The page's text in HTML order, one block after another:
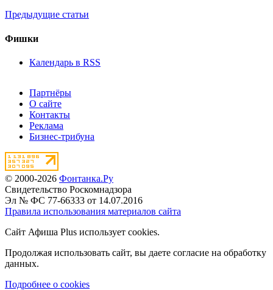
Предыдущие статьи
Фишки
Календарь в RSS
Партнёры
О сайте
Контакты
Реклама
Бизнес-трибуна
© 2000-2026 Фонтанка.Ру
Свидетельство Роскомнадзора
Эл № ФС 77-66333 от 14.07.2016
Правила использования материалов сайта
Сайт Афиша Plus использует cookies.
Продолжая использовать сайт, вы даете согласие на обработку
данных.
Подробнее о cookies